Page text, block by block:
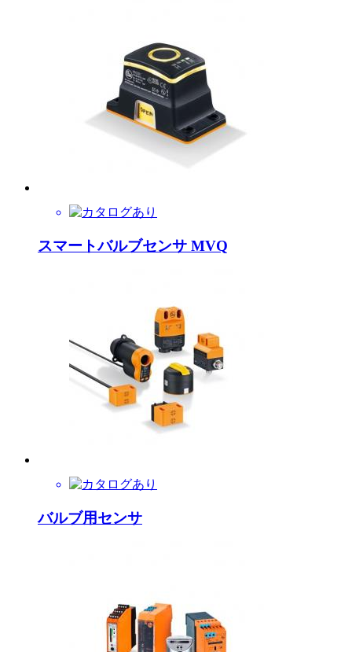
スマートバルブセンサ MVQ
バルブ用センサ